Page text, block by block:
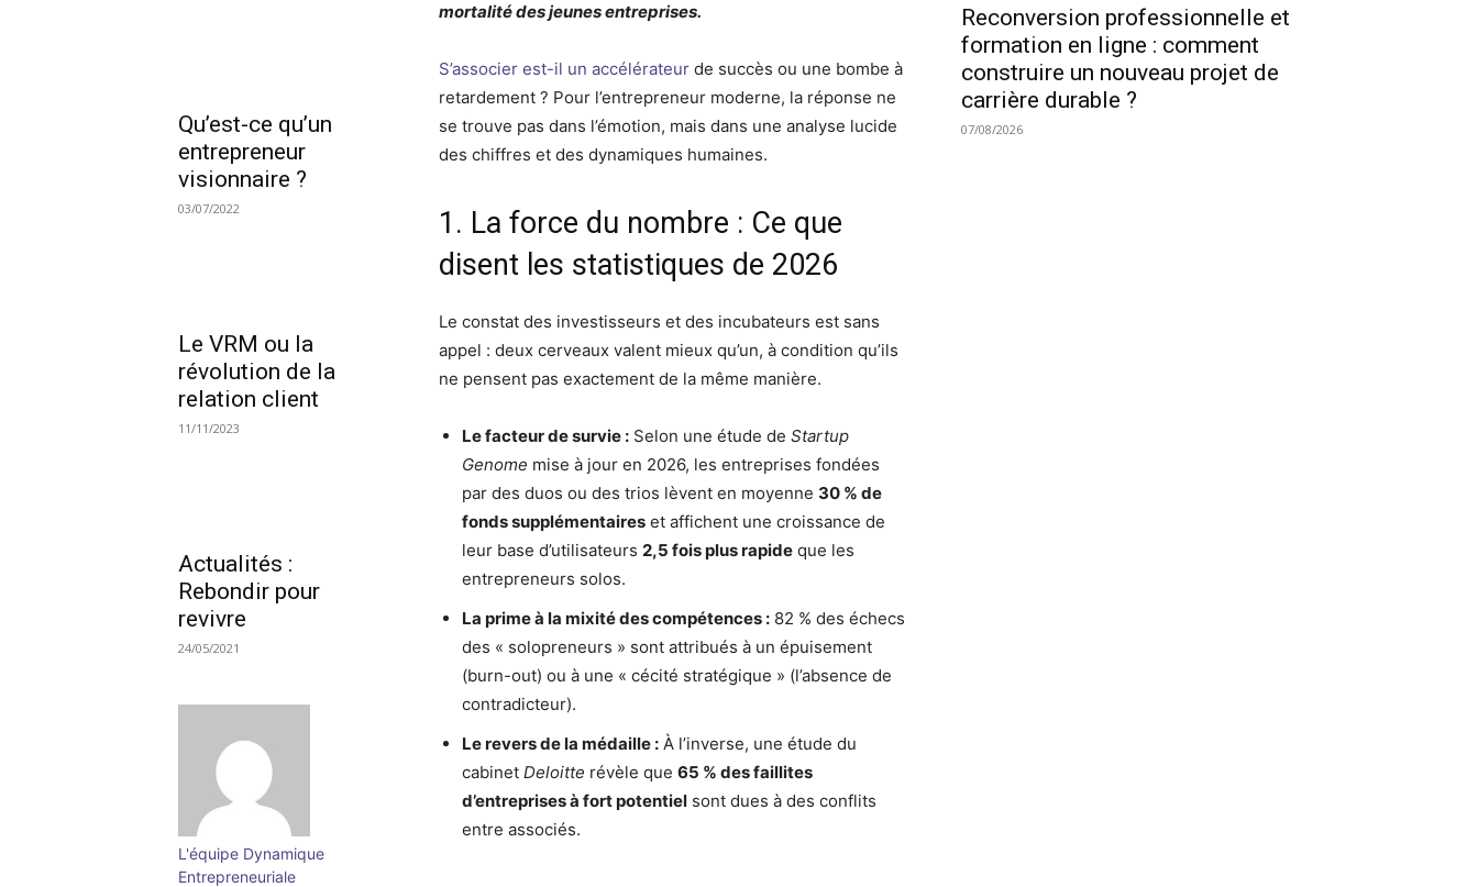
Qu’est-ce qu’un
entrepreneur
visionnaire ?
03/07/2022
Le VRM ou la
révolution de la
relation client
11/11/2023
Actualités :
Rebondir pour
revivre
24/05/2021
L'équipe Dynamique
Entrepreneuriale
mortalité des jeunes entreprises.
S’associer est-il un accélérateur de succès ou une bombe à
retardement ? Pour l’entrepreneur moderne, la réponse ne
se trouve pas dans l’émotion, mais dans une analyse lucide
des chiffres et des dynamiques humaines.
1. La force du nombre : Ce que
disent les statistiques de 2026
Le constat des investisseurs et des incubateurs est sans
appel : deux cerveaux valent mieux qu’un, à condition qu’ils
ne pensent pas exactement de la même manière.
Le facteur de survie : Selon une étude deStartup
Genome mise à jour en 2026, les entreprises fondées
par des duos ou des trios lèvent en moyenne 30 % de
fonds supplémentaires et affichent une croissance de
leur base d’utilisateurs2,5 fois plus rapide que les
entrepreneurs solos.
La prime à la mixité des compétences : 82 % des échecs
des « solopreneurs » sont attribués à un épuisement
(burn-out) ou à une « cécité stratégique » (l’absence de
contradicteur).
Le revers de la médaille : À l’inverse, une étude du
cabinetDeloitte révèle que65 % des faillites
d’entreprises à fort potentiel sont dues à des conflits
entre associés.
Reconversion professionnelle et
formation en ligne : comment
construire un nouveau projet de
carrière durable ?
07/08/2026